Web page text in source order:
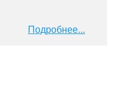
Подробнее...